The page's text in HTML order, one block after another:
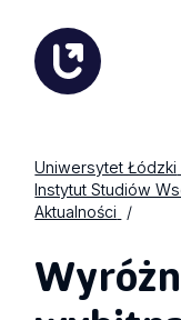
Uniwersytet Łódzki
Instytut Studiów
Aktualności